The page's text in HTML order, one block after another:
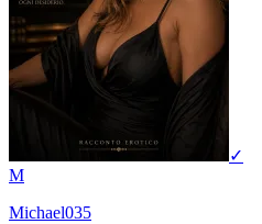
✓
M
Michael035